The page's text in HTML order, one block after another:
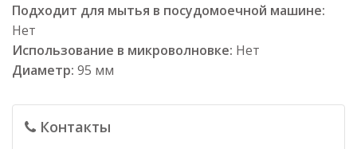
Подходит для мытья в посудомоечной машине:
Нет
Использование в микроволновке: Нет
Диаметр: 95 мм
Контакты